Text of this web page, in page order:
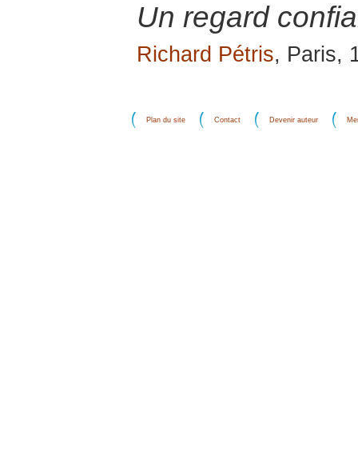
Un regard
Richard Pétris, Paris,
Plan du site Contact Devenir auteur